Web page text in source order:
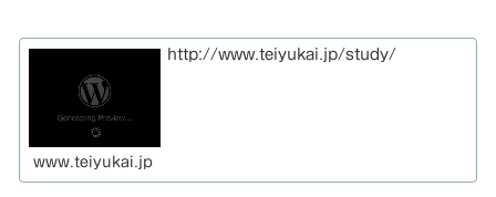
http://www.teiyukai.jp/study/
www.teiyukai.jp